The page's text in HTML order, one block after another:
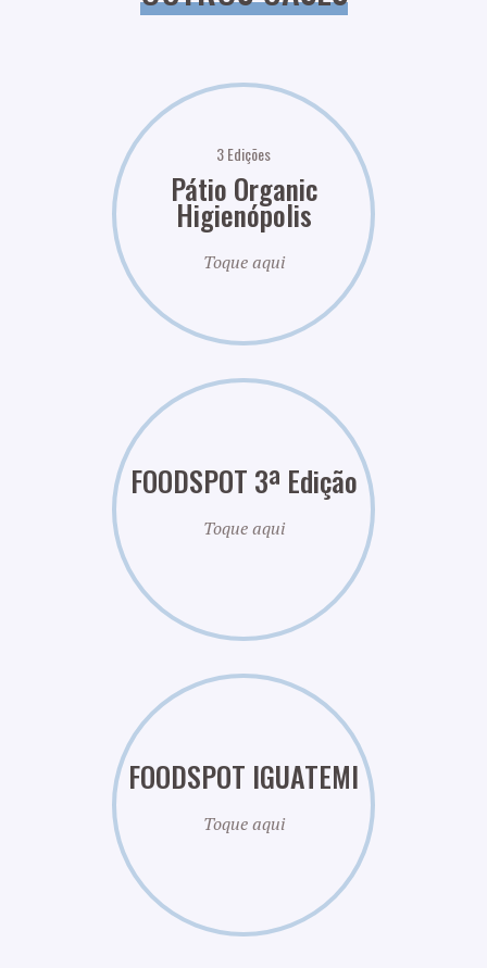
3 Edições
Pátio Organic
Higienópolis
Toque aqui
FOODSPOT 3ª Edição
Toque aqui
FOODSPOT IGUATEMI
Toque aqui